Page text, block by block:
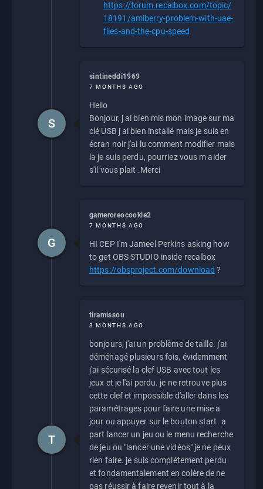
https://forum.recalbox.com/topic/
18191/amiberry-problem-with-uae-
files-and-the-cpu-speed
sintineddi1969
7 MONTHS AGO
Hello
Bonjour, j ai bien mis mon image sur ma
clé USB j ai bien installé mais je suis en
écran noir j'ai lu comment modifier mais
la je suis perdu, pourriez vous m aider
s'il vous plait .Merci
S
gameroreocookie2
7 MONTHS AGO
HI CEP I'm Jameel Perkins asking how
to get OBS STUDIO inside recalbox
https://obsproject.com/download ?
G
tiramissou
3 MONTHS AGO
bonjours, j'ai un problème de taille. j'ai
déménagé plusieurs fois, évidemment
j'ai sécurisé la clef USB avec tout les
jeux et je l'ai perdu. je ne retrouve plus
cette clef et impossible d'aller dans les
paramétrages pour faire une mise a
jour ou appuyer sur le bouton start. a
part lancer un jeu ou le menu recherche
de jeu ou "lancer une vidéos" je ne peux
rien faire. je suis complètement perdu
et fondamentalement en colère de ne
pas réussir à faire revenir tout à la
T